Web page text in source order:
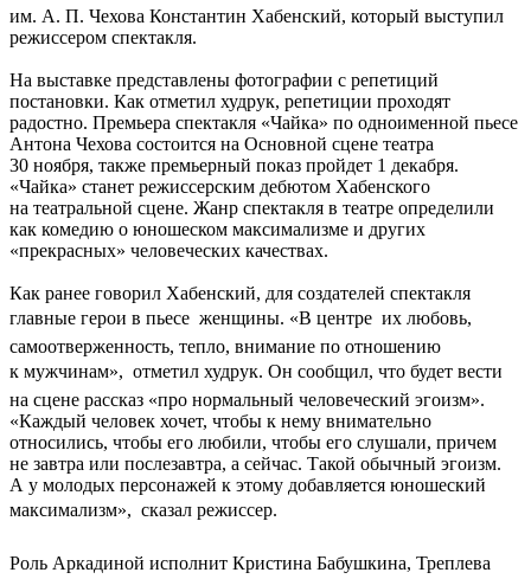
им. А. П. Чехова Константин Хабенский, который выступил
режиссером спектакля.
На выставке представлены фотографии с репетиций
постановки. Как отметил худрук, репетиции проходят
радостно. Премьера спектакля «Чайка» по одноименной пьесе
Антона Чехова состоится на Основной сцене театра
30 ноября, также премьерный показ пройдет 1 декабря.
«Чайка» станет режиссерским дебютом Хабенского
на театральной сцене. Жанр спектакля в театре определили
как комедию о юношеском максимализме и других
«прекрасных» человеческих качествах.
Как ранее говорил Хабенский, для создателей спектакля
главные герои в пьесе  женщины. «В центре  их любовь,
самоотверженность, тепло, внимание по отношению
к мужчинам»,  отметил худрук. Он сообщил, что будет вести
на сцене рассказ «про нормальный человеческий эгоизм».
«Каждый человек хочет, чтобы к нему внимательно
относились, чтобы его любили, чтобы его слушали, причем
не завтра или послезавтра, а сейчас. Такой обычный эгоизм.
А у молодых персонажей к этому добавляется юношеский
максимализм»,  сказал режиссер.
Роль Аркадиной исполнит Кристина Бабушкина, Треплева 